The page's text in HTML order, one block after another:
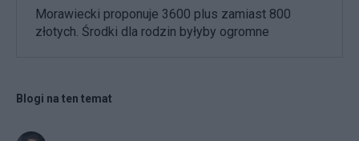
Morawiecki proponuje 3600 plus zamiast 800
złotych. Środki dla rodzin byłyby ogromne
Blogi na ten temat